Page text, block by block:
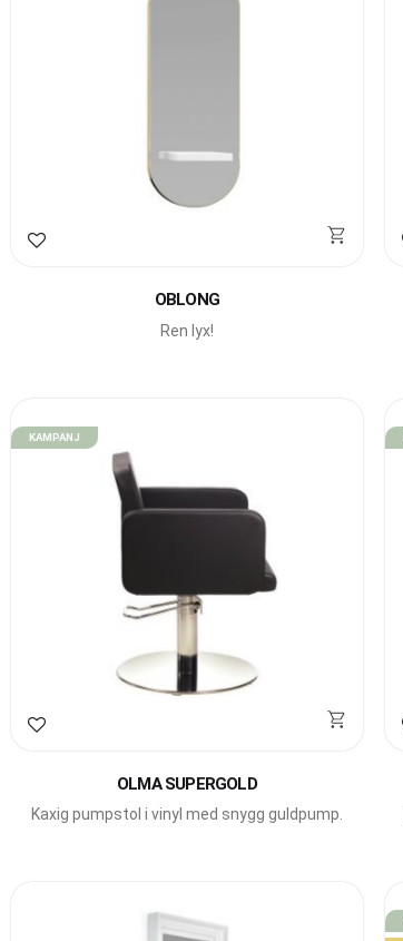
Lägg till i favoriter
OBLONG
Ren lyx!
Lägg till i favoriter
OLMA SUPERGOLD
Kaxig pumpstol i vinyl med snygg guldpump.
KAMPANJ